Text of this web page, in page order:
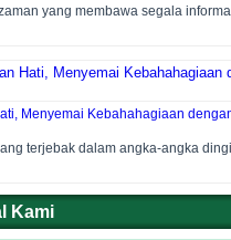
yang membawa segala
Menyemai Kebahahagiaan
terjebak dalam angka-angka
Kami